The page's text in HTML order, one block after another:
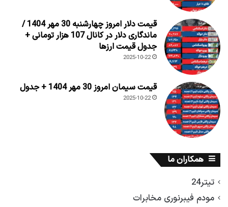
قیمت دلار امروز چهارشنبه 30 مهر 1404 /
ماندگاری دلار در کانال 107 هزار تومانی +
جدول قیمت ارزها
2025-10-22
قیمت سیمان امروز 30 مهر 1404 + جدول
2025-10-22
همکاران ما
تیتر24
مودم فیبرنوری مخابرات